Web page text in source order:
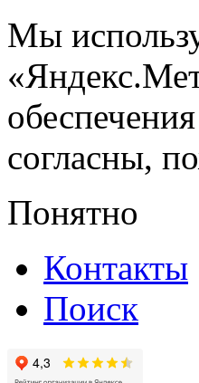
Мы
согласны,
Понятно
Контакты
Поиск